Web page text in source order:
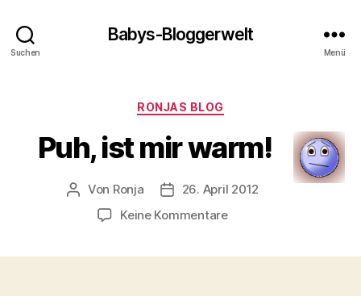
Suchen
Babys-Bloggerwelt
Menü
Kategorien
RONJAS BLOG
Puh, ist mir warm!
Beitragsautor
Von Ronja Veröffentlichungsdatum
26. April 2012
Keine Kommentarezu